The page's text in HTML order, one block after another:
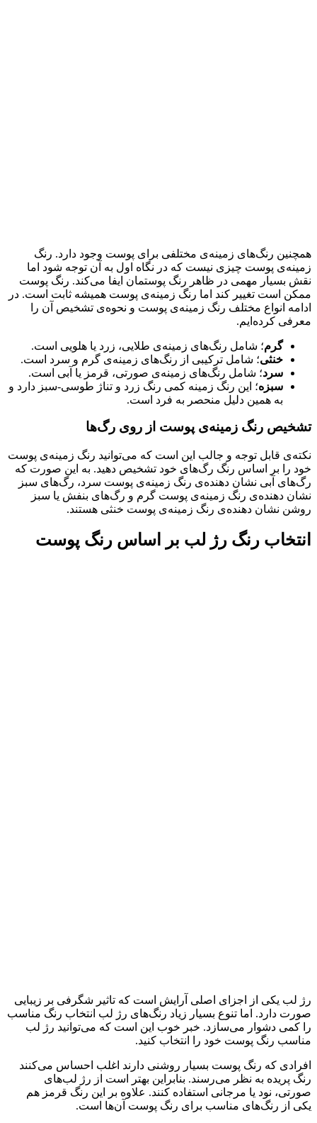
همچنین رنگ‌های زمینه‌ی مختلفی برای پوست وجود دارد. رنگ
زمینه‌ی پوست چیزی نیست که در نگاه اول به آن توجه شود اما
نقش بسیار مهمی در ظاهر رنگ پوستمان ایفا می‌کند. رنگ پوست
ممکن است تغییر کند اما رنگ زمینه‌ی پوست همیشه ثابت است. در
ادامه انواع مختلف رنگ زمینه‌ی پوست و نحوه‌ی تشخیص آن را
معرفی کرده‌ایم.
گرم؛ شامل رنگ‌های زمینه‌ی طلایی، زرد یا هلویی است.
خنثی؛ شامل ترکیبی از رنگ‌های زمینه‌ی گرم و سرد است.
سرد؛ شامل رنگ‌های زمینه‌ی صورتی، قرمز یا آبی است.
سبزه؛ این رنگ زمینه کمی رنگ‌ زرد و تناژ طوسی-سبز دارد و
به همین دلیل منحصر به فرد است.
تشخیص رنگ زمینه‌ی پوست از روی رگ‌ها
نکته‌ی قابل توجه و جالب این است که می‌توانید رنگ زمینه‌ی پوست
خود را بر اساس رنگ رگ‌های خود تشخیص دهید. به این صورت که
رگ‌های آبی نشان دهنده‌ی رنگ زمینه‌ی پوست سرد، رگ‌های سبز
نشان دهنده‌ی رنگ زمینه‌ی پوست گرم و رگ‌های بنفش یا سبز
روشن نشان دهنده‌ی رنگ زمینه‌ی پوست خنثی هستند.
انتخاب رنگ رژ لب بر اساس رنگ پوست
رژ لب یکی از اجزای اصلی آرایش است که تاثیر شگرفی بر زیبایی
صورت دارد. اما تنوع بسیار زیاد رنگ‌های رژ لب انتخاب رنگ مناسب
را کمی دشوار می‌سازد. خبر خوب این است که می‌توانید رژ لب
مناسب رنگ پوست خود را انتخاب کنید.
افرادی که رنگ پوست بسیار روشنی دارند اغلب احساس می‌کنند
رنگ پریده به نظر می‌رسند. بنابراین بهتر است از رژ لب‌های
صورتی، نود یا مرجانی استفاده کنند. علاوه بر این رنگ قرمز هم
یکی از رنگ‌های مناسب برای رنگ پوست آن‌ها است.